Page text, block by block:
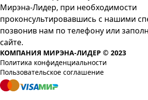
Мирэна-Лидер, при необходимости
проконсультировавшись с нашими
позвонив нам по телефону или
сайте.
КОМПАНИЯ МИРЭНА-ЛИДЕР © 2023
Политика конфиденциальности
Пользовательское соглашение